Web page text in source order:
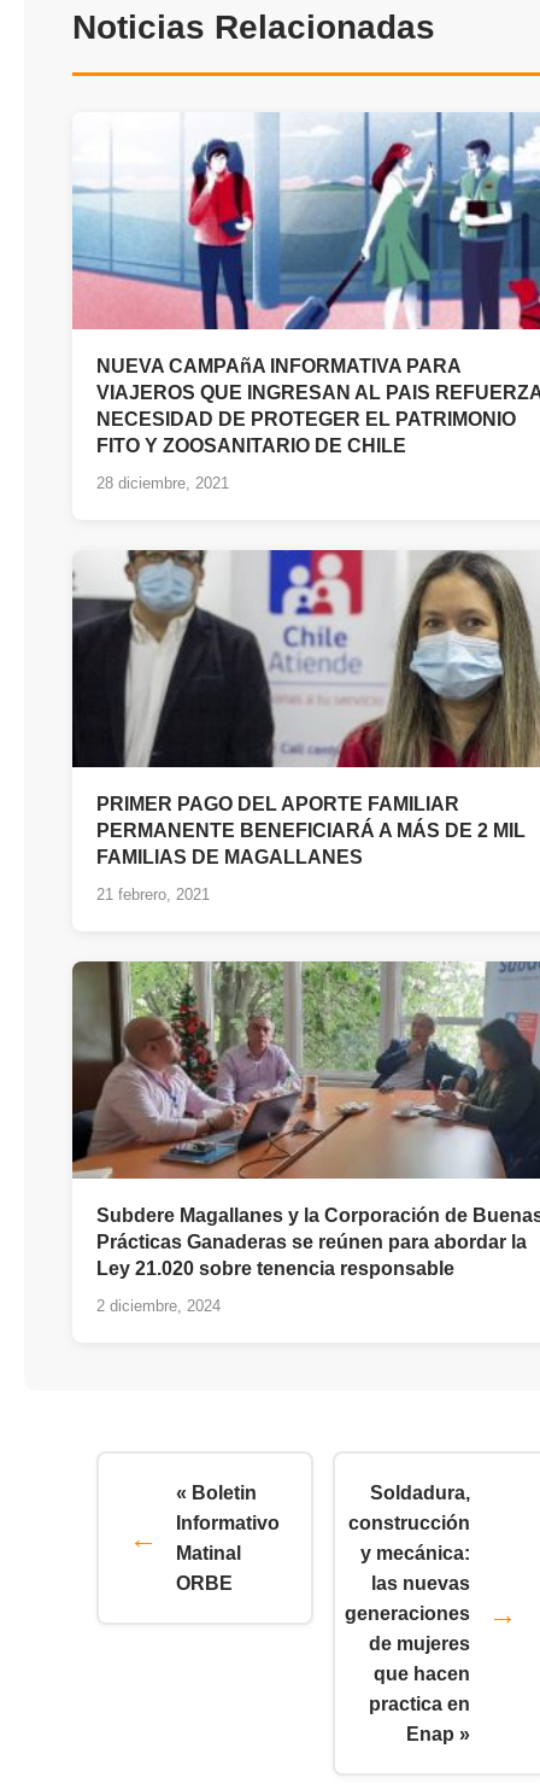
Noticias Relacionadas
NUEVA CAMPAñA INFORMATIVA PARA
VIAJEROS QUE INGRESAN AL PAIS
NECESIDAD DE PROTEGER EL PATRIMONIO
FITO Y ZOOSANITARIO DE CHILE
28 diciembre, 2021
PRIMER PAGO DEL APORTE FAMILIAR
PERMANENTE BENEFICIARÁ A MÁS DE 2 MIL
FAMILIAS DE MAGALLANES
21 febrero, 2021
Subdere Magallanes y la Corporación de
Prácticas Ganaderas se reúnen para abordar la
Ley 21.020 sobre tenencia responsable
2 diciembre, 2024
« Boletin
Informativo
Matinal
ORBE
Soldadura,
construcción
y mecánica:
las nuevas
generaciones
de mujeres
que hacen
practica en
Enap »